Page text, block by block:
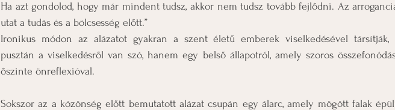
Ha azt gondolod, hogy már mindent tudsz, akkor nem tudsz tovább fejlődni. Az
utat a tudás és a bölcsesség előtt.”
Ironikus módon az alázatot gyakran a szent életű emberek viselkedésével
pusztán a viselkedésről van szó, hanem egy belső állapotról, amely szoros
őszinte önreflexióval.
Sokszor az a közönség előtt bemutatott alázat csupán egy álarc, amely mögött falak